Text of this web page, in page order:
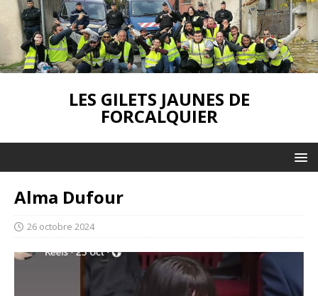
LES GILETS JAUNES DE
FORCALQUIER
Alma Dufour
26 octobre 2024